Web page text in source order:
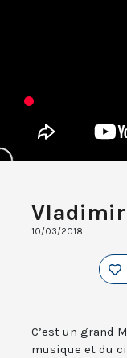
Vladimir
10/03/2018
C’est un grand
musique et du